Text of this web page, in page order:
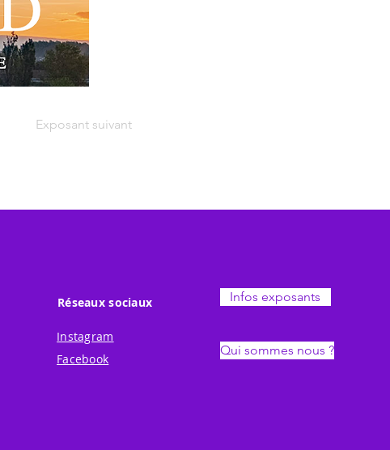
Exposant suivant
Réseaux sociaux
Instagram
Facebook
Infos exposants
Qui sommes nous ?